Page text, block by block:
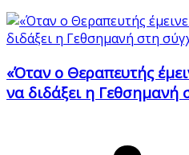
«Όταν ο Θεραπευτής
να διδάξει η Γεθσημανή